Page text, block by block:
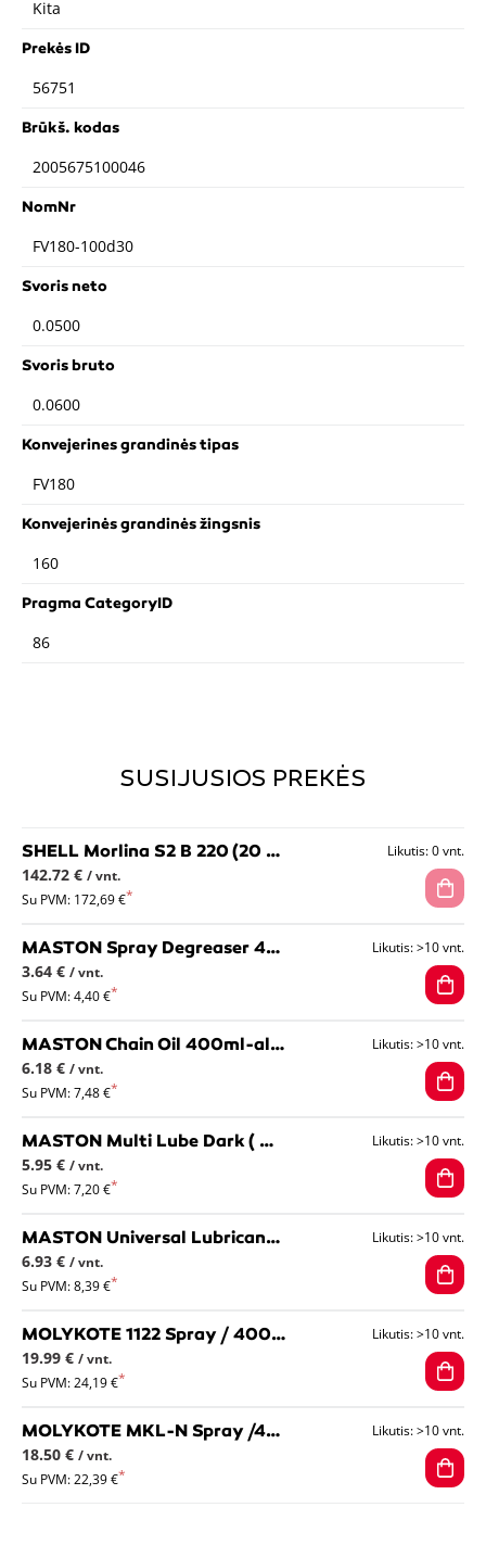
Kita
Prekės ID
56751
Brūkš. kodas
2005675100046
NomNr
FV180-100d30
Svoris neto
0.0500
Svoris bruto
0.0600
Konvejerines grandinės tipas
FV180
Konvejerinės grandinės žingsnis
160
Pragma CategoryID
86
SUSIJUSIOS PREKĖS
SHELL Morlina S2 B 220 (20 L) cirkuliacinių sistemų alyva
142.72 € / vnt.
Su PVM: 172,69 €
Likutis: 0 vnt.
MASTON Spray Degreaser 400ml - tepalų, riebalų valiklis-nuriebalintojas
3.64 € / vnt.
Su PVM: 4,40 €
Likutis: >10 vnt.
MASTON Chain Oil 400ml-alyva grandinėms, iki +140С
6.18 € / vnt.
Su PVM: 7,48 €
Likutis: >10 vnt.
MASTON Multi Lube Dark ( UniVaselin) 400ml universalus,tamsus vazelinas
5.95 € / vnt.
Su PVM: 7,20 €
Likutis: >10 vnt.
MASTON Universal Lubricant + PTFE 400ml universalus tepalas su PTFE
6.93 € / vnt.
Su PVM: 8,39 €
Likutis: >10 vnt.
MOLYKOTE 1122 Spray / 400ml sintetinis grandinių tepalas, aerozolis
19.99 € / vnt.
Su PVM: 24,19 €
Likutis: >10 vnt.
MOLYKOTE MKL-N Spray /400ml ilgalaikio tepimo aerozolis
18.50 € / vnt.
Su PVM: 22,39 €
Likutis: >10 vnt.